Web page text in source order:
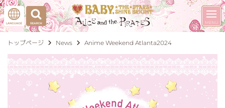
トップページ News Anime Weekend Atlanta2024